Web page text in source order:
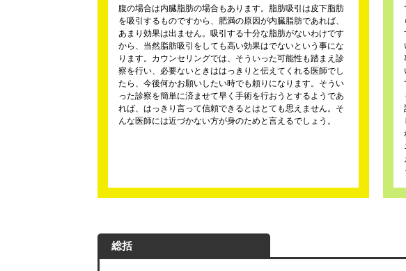
腹の場合は内臓脂肪の場合もあります。脂肪吸引は皮下脂肪
を吸引するものですから、肥満の原因が内臓脂肪であれば、
あまり効果は出ません。吸引する十分な脂肪がないわけです
から、当然脂肪吸引をしても高い効果はでないという事にな
ります。カウンセリングでは、そういった可能性も踏まえ診
察を行い、必要ないときははっきりと伝えてくれる医師でし
たら、今後何かお願いしたい時でも頼りになります。そうい
った診察を簡単に済ませて早く手術を行おうとするようであ
れば、はっきり言って信頼できるとはとても思えません。そ
んな医師には近づかない方が身のためと言えるでしょう。
総括